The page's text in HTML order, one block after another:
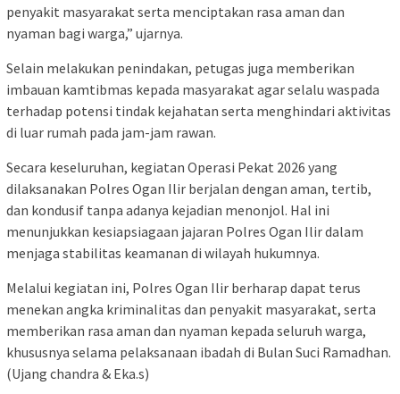
penyakit masyarakat serta menciptakan rasa aman dan
nyaman bagi warga,” ujarnya.
Selain melakukan penindakan, petugas juga memberikan
imbauan kamtibmas kepada masyarakat agar selalu waspada
terhadap potensi tindak kejahatan serta menghindari aktivitas
di luar rumah pada jam-jam rawan.
Secara keseluruhan, kegiatan Operasi Pekat 2026 yang
dilaksanakan Polres Ogan Ilir berjalan dengan aman, tertib,
dan kondusif tanpa adanya kejadian menonjol. Hal ini
menunjukkan kesiapsiagaan jajaran Polres Ogan Ilir dalam
menjaga stabilitas keamanan di wilayah hukumnya.
Melalui kegiatan ini, Polres Ogan Ilir berharap dapat terus
menekan angka kriminalitas dan penyakit masyarakat, serta
memberikan rasa aman dan nyaman kepada seluruh warga,
khususnya selama pelaksanaan ibadah di Bulan Suci Ramadhan.
(Ujang chandra & Eka.s)